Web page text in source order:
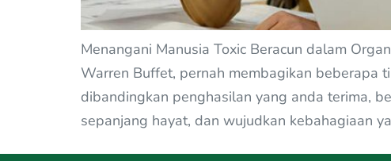
Menangani Manusia Toxic Beracun dalam
Warren Buffet, pernah membagikan beberapa
dibandingkan penghasilan yang anda terima,
sepanjang hayat, dan wujudkan kebahagiaan